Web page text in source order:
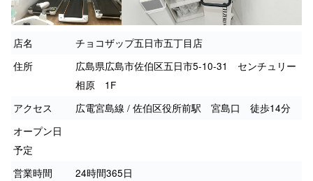
店名
チョコザップ五日市五丁目店
住所
広島県広島市佐伯区五日市5-10-31 センチュリー
相原 1F
アクセス
広電宮島線 / 佐伯区役所前駅 宮島口 徒歩14分
オープン日
予定
営業時間
24時間365日